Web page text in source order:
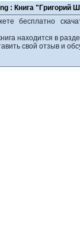
: Книга "Григорий
бесплатно
находится в
свой отзыв и